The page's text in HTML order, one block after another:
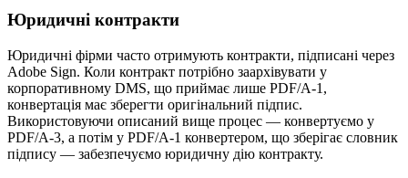
Юридичні контракти
Юридичні фірми часто отримують контракти, підписані через
Adobe Sign. Коли контракт потрібно заархівувати у
корпоративному DMS, що приймає лише PDF/A‑1,
конвертація має зберегти оригінальний підпис.
Використовуючи описаний вище процес — конвертуємо у
PDF/A‑3, а потім у PDF/A‑1 конвертером, що зберігає словник
підпису — забезпечуємо юридичну дію контракту.